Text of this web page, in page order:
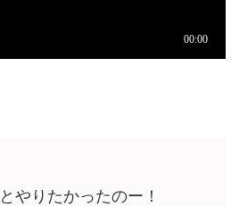
やりたかったのー！